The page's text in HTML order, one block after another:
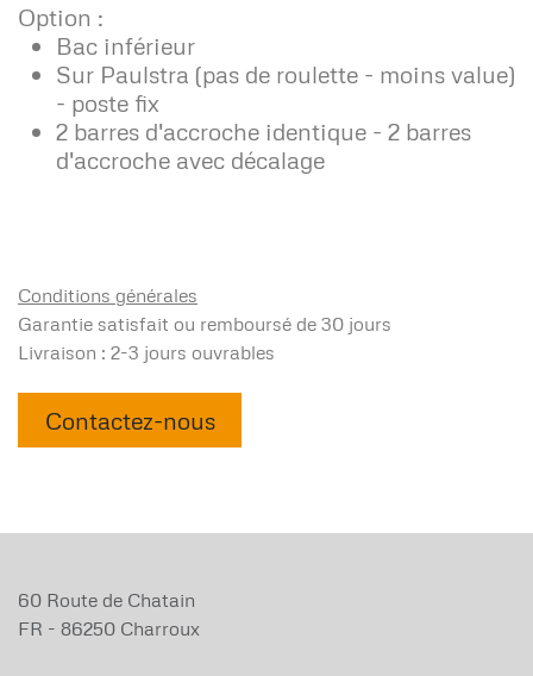
Option :
Bac inférieur
Sur Paulstra (pas de roulette - moins value)
- poste fix
2 barres d'accroche identique - 2 barres
d'accroche avec décalage
Conditions générales
Garantie satisfait ou remboursé de 30 jours
Livraison : 2-3 jours ouvrables
Contactez-nous
60 Route de Chatain
FR - 86250 Charroux